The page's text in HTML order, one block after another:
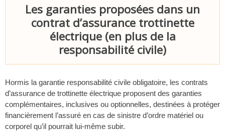
Les garanties proposées dans un
contrat d’assurance trottinette
électrique (en plus de la
responsabilité civile)
Hormis la garantie responsabilité civile obligatoire, les contrats
d’assurance de trottinette électrique proposent des garanties
complémentaires, inclusives ou optionnelles, destinées à protéger
financièrement l’assuré en cas de sinistre d’ordre matériel ou
corporel qu’il pourrait lui-même subir.